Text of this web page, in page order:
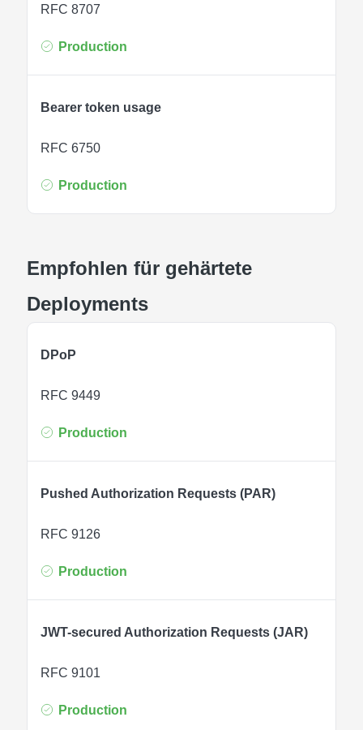
RFC 8707
Production
Bearer token usage
RFC 6750
Production
Empfohlen für gehärtete
Deployments
DPoP
RFC 9449
Production
Pushed Authorization Requests (PAR)
RFC 9126
Production
JWT-secured Authorization Requests (JAR)
RFC 9101
Production